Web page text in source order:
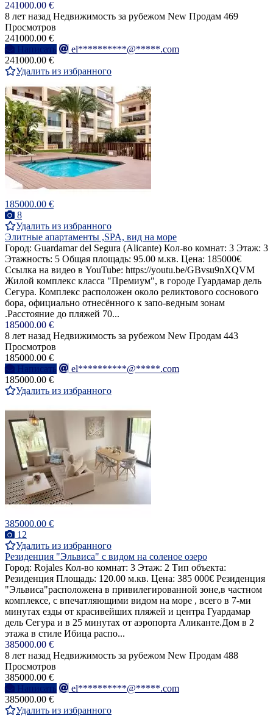
241000.00 €
8 лет назад Недвижимость за рубежом New Продам 469
Просмотров
241000.00 €
Написать
el**********@*****.com
241000.00 €
Удалить из избранного
185000.00 €
8
Удалить из избранного
Элитные апартаменты ,SPA, вид на море
Город: Guardamar del Segura (Alicante) Кол-во комнат: 3 Этаж: 3
Этажность: 5 Общая площадь: 95.00 м.кв. Цена: 185000€
Ссылка на видео в YouTube: https://youtu.be/GBvsu9nXQVM
Жилой комплекс класса "Премиум", в городе Гуардамар дель
Сегура. Комплекс расположен около реликтового соснового
бора, официально отнесённого к запо-ведным зонам
.Расстояние до пляжей 70...
185000.00 €
8 лет назад Недвижимость за рубежом New Продам 443
Просмотров
185000.00 €
Написать
el**********@*****.com
185000.00 €
Удалить из избранного
385000.00 €
12
Удалить из избранного
Резиденция "Эльвиса" c видом на соленое озеро
Город: Rojales Кол-во комнат: 3 Этаж: 2 Тип объекта:
Резиденция Площадь: 120.00 м.кв. Цена: 385 000€ Резиденция
"Эльвиса"расположенa в привилегированной зоне,в частном
комплексе, с впечатляющими видом на море , всего в 7-ми
минутах езды от красивейших пляжей и центра Гуардамар
дель Сегура и в 25 минутах от аэропорта Аликанте.Дом в 2
этажа в стиле Ибица распо...
385000.00 €
8 лет назад Недвижимость за рубежом New Продам 488
Просмотров
385000.00 €
Написать
el**********@*****.com
385000.00 €
Удалить из избранного